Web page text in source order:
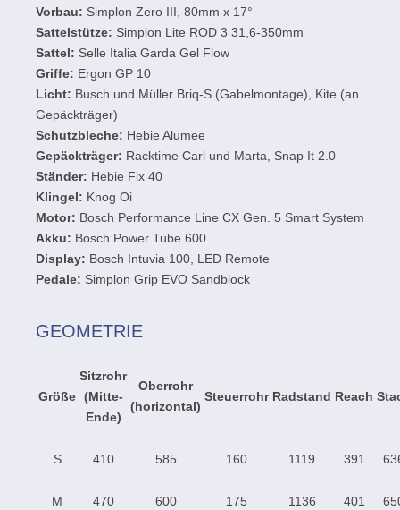
Vorbau: Simplon Zero III, 80mm x 17°
Sattelstütze: Simplon Lite ROD 3 31,6-350mm
Sattel: Selle Italia Garda Gel Flow
Griffe: Ergon GP 10
Licht: Busch und Müller Briq-S (Gabelmontage), Kite (an
Gepäckträger)
Schutzbleche: Hebie Alumee
Gepäckträger: Racktime Carl und Marta, Snap It 2.0
Ständer: Hebie Fix 40
Klingel: Knog Oi
Motor: Bosch Performance Line CX Gen. 5 Smart System
Akku: Bosch Power Tube 600
Display: Bosch Intuvia 100, LED Remote
Pedale: Simplon Grip EVO Sandblock
GEOMETRIE
Größe
Sitzrohr
(Mitte-
Ende)
Oberrohr
(horizontal)
Steuerrohr Radstand Reach
S 410 585 160 1119 391
M 470 600 175 1136 401